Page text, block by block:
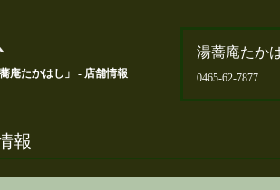
湯蕎庵たか
0465-62-7877
庵たかはし」 - 店舗情報
報